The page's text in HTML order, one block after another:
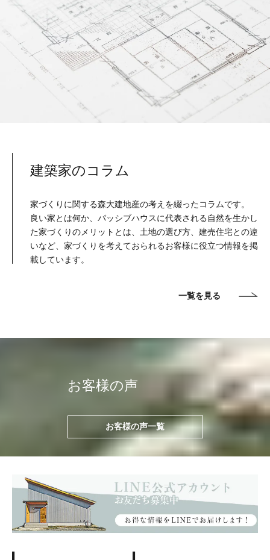
建築家のコラム
家づくりに関する森大建地産の考えを綴ったコラムです。
良い家とは何か、パッシブハウスに代表される自然を生かし
た家づくりのメリットとは、土地の選び方、建売住宅との違
いなど、家づくりを考えておられるお客様に役立つ情報を掲
載しています。
一覧を見る
お客様の声
お客様の声一覧